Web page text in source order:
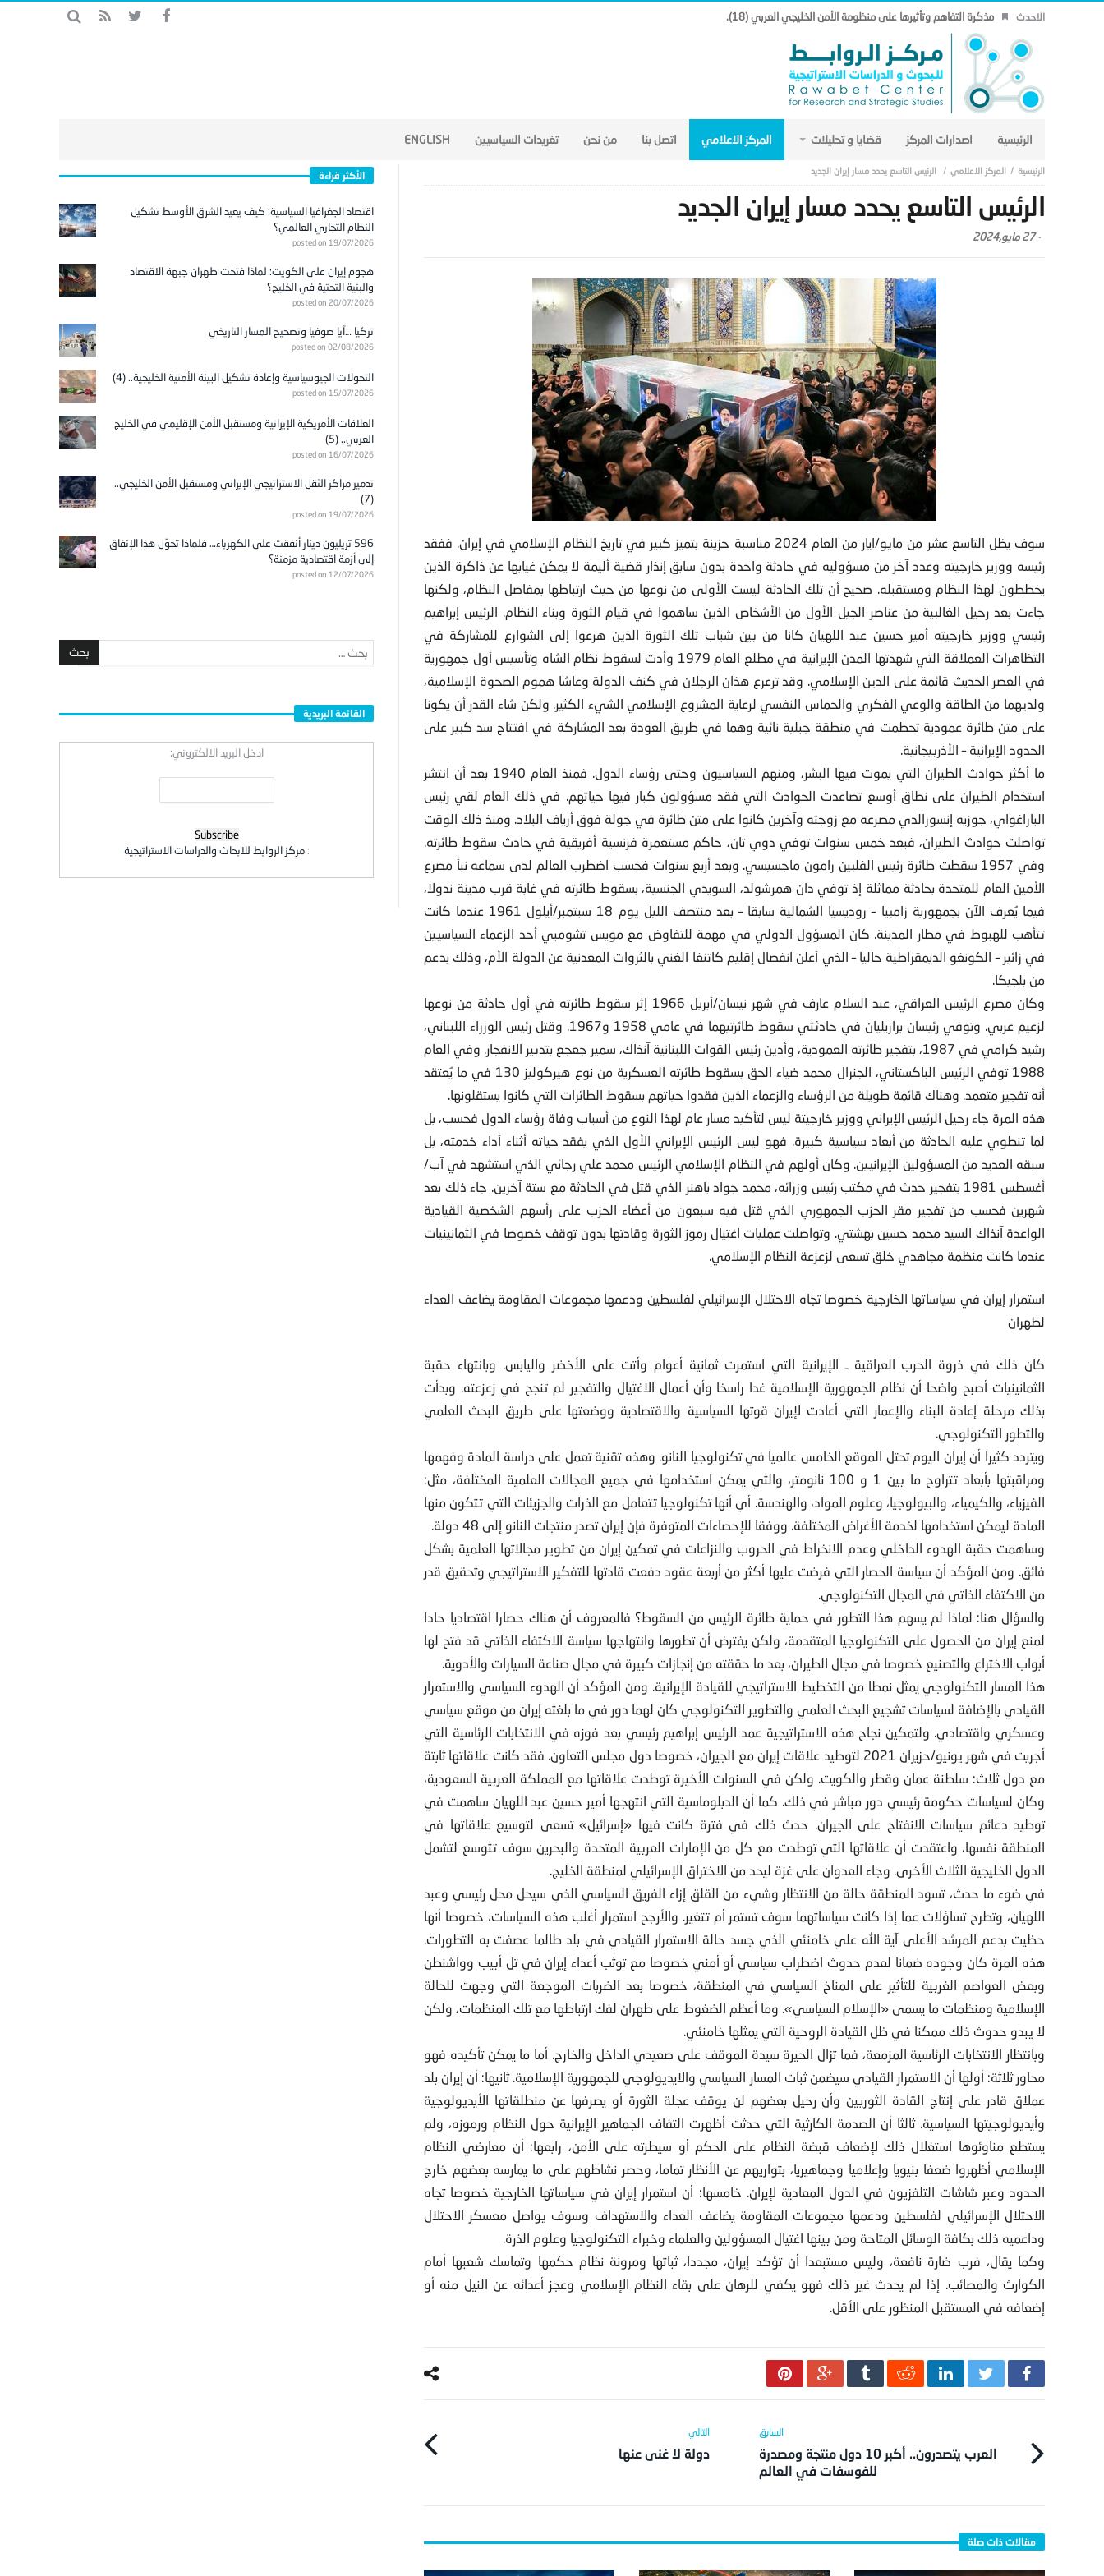
الاحدث
الرئيسية اصدارات المركز قضايا و تحليلات المركز الاعلامي اتصل بنا من نحن تغريدات السياسيين ENGLISH
المركز الاعلامي الرئيس التاسع يحدد مسار إيران الجديد
الرئيس التاسع يحدد مسار إيران الجديد
-27 مايو,2024
سوف يظل التاسع عشر من مايو/ايار من العام 2024 مناسبة حزينة بتميز كبير في تاريخ النظام الإسلامي في إيران. ففقد
رئيسه ووزير خارجيته وعدد آخر من مسؤوليه في حادثة واحدة بدون سابق إنذار قضية أليمة لا يمكن غيابها عن ذاكرة الذين
يخططون لهذا النظام ومستقبله. صحيح أن تلك الحادثة ليست الأولى من نوعها من حيث ارتباطها بمفاصل النظام، ولكنها
جاءت بعد رحيل الغالبية من عناصر الجيل الأول من الأشخاص الذين ساهموا في قيام الثورة وبناء النظام. الرئيس إبراهيم
رئيسي ووزير خارجيته أمير حسين عبد اللهيان كانا من بين شباب تلك الثورة الذين هرعوا إلى الشوارع للمشاركة في
التظاهرات العملاقة التي شهدتها المدن الإيرانية في مطلع العام 1979 وأدت لسقوط نظام الشاه وتأسيس أول جمهورية
في العصر الحديث قائمة على الدين الإسلامي. وقد ترعرع هذان الرجلان في كنف الدولة وعاشا هموم الصحوة الإسلامية،
ولديهما من الطاقة والوعي الفكري والحماس النفسي لرعاية المشروع الإسلامي الشيء الكثير. ولكن شاء القدر أن يكونا
على متن طائرة عمودية تحطمت في منطقة جبلية نائية وهما في طريق العودة بعد المشاركة في افتتاح سد كبير على
الحدود الإيرانية – الأذربيجانية.
ما أكثر حوادث الطيران التي يموت فيها البشر، ومنهم السياسيون وحتى رؤساء الدول. فمنذ العام 1940 بعد أن انتشر
استخدام الطيران على نطاق أوسع تصاعدت الحوادث التي فقد مسؤولون كبار فيها حياتهم. في ذلك العام لقي رئيس
الباراغواي، جوزيه إنسورالدي مصرعه مع زوجته وآخرين كانوا على متن طائرة في جولة فوق أرياف البلاد. ومنذ ذلك الوقت
تواصلت حوادث الطيران، فبعد خمس سنوات توفي دوي تان، حاكم مستعمرة فرنسية أفريقية في حادث سقوط طائرته.
وفي 1957 سقطت طائرة رئيس الفلبين رامون ماجسيسي. وبعد أربع سنوات فحسب اضطرب العالم لدى سماعه نبأ مصرع
الأمين العام للمتحدة بحادثة مماثلة إذ توفي دان همرشولد، السويدي الجنسية، بسقوط طائرته في غابة قرب مدينة ندولا،
فيما يُعرف الآن بجمهورية زامبيا – روديسيا الشمالية سابقا – بعد منتصف الليل يوم 18 سبتمبر/أيلول 1961 عندما كانت
تتأهب للهبوط في مطار المدينة. كان المسؤول الدولي في مهمة للتفاوض مع مويس تشومبي أحد الزعماء السياسيين
في زائير – الكونغو الديمقراطية حاليا – الذي أعلن انفصال إقليم كاتنغا الغني بالثروات المعدنية عن الدولة الأم، وذلك بدعم
من بلجيكا.
وكان مصرع الرئيس العراقي، عبد السلام عارف في شهر نيسان/أبريل 1966 إثر سقوط طائرته في أول حادثة من نوعها
لزعيم عربي. وتوفي رئيسان برازيليان في حادثتي سقوط طائرتيهما في عامي 1958 و1967. وقتل رئيس الوزراء اللبناني،
رشيد كرامي في 1987، بتفجير طائرته العمودية، وأدين رئيس القوات اللبنانية آنذاك، سمير جعجع بتدبير الانفجار. وفي العام
1988 توفي الرئيس الباكستاني، الجنرال محمد ضياء الحق بسقوط طائرته العسكرية من نوع هيركوليز 130 في ما يُعتقد
أنه تفجير متعمد. وهناك قائمة طويلة من الرؤساء والزعماء الذين فقدوا حياتهم بسقوط الطائرات التي كانوا يستقلونها.
هذه المرة جاء رحيل الرئيس الإيراني ووزير خارجيتة ليس لتأكيد مسار عام لهذا النوع من أسباب وفاة رؤساء الدول فحسب، بل
لما تنطوي عليه الحادثة من أبعاد سياسية كبيرة. فهو ليس الرئيس الإيراني الأول الذي يفقد حياته أثناء أداء خدمته، بل
سبقه العديد من المسؤولين الإيرانيين. وكان أولهم في النظام الإسلامي الرئيس محمد علي رجائي الذي استشهد في آب/
أغسطس 1981 بتفجير حدث في مكتب رئيس وزرائه، محمد جواد باهنر الذي قتل في الحادثة مع ستة آخرين. جاء ذلك بعد
شهرين فحسب من تفجير مقر الحزب الجمهوري الذي قتل فيه سبعون من أعضاء الحزب على رأسهم الشخصية القيادية
الواعدة آنذاك السيد محمد حسين بهشتي. وتواصلت عمليات اغتيال رموز الثورة وقادتها بدون توقف خصوصا في الثمانينيات
عندما كانت منظمة مجاهدي خلق تسعى لزعزعة النظام الإسلامي.
استمرار إيران في سياساتها الخارجية خصوصا تجاه الاحتلال الإسرائيلي لفلسطين ودعمها مجموعات المقاومة يضاعف العداء
لطهران
كان ذلك في ذروة الحرب العراقية ـ الإيرانية التي استمرت ثمانية أعوام وأتت على الأخضر واليابس. وبانتهاء حقبة
الثمانينيات أصبح واضحا أن نظام الجمهورية الإسلامية غدا راسخا وأن أعمال الاغتيال والتفجير لم تنجح في زعزعته. وبدأت
بذلك مرحلة إعادة البناء والإعمار التي أعادت لإيران قوتها السياسية والاقتصادية ووضعتها على طريق البحث العلمي
والتطور التكنولوجي.
ويتردد كثيرا أن إيران اليوم تحتل الموقع الخامس عالميا في تكنولوجيا النانو. وهذه تقنية تعمل على دراسة المادة وفهمها
ومراقبتها بأبعاد تتراوح ما بين 1 و 100 نانومتر، والتي يمكن استخدامها في جميع المجالات العلمية المختلفة، مثل:
الفيزياء، والكيمياء، والبيولوجيا، وعلوم المواد، والهندسة. أي أنها تكنولوجيا تتعامل مع الذرات والجزيئات التي تتكون منها
المادة ليمكن استخدامها لخدمة الأغراض المختلفة. ووفقا للإحصاءات المتوفرة فإن إيران تصدر منتجات النانو إلى 48 دولة.
وساهمت حقبة الهدوء الداخلي وعدم الانخراط في الحروب والنزاعات في تمكين إيران من تطوير مجالاتها العلمية بشكل
فائق. ومن المؤكد أن سياسة الحصار التي فرضت عليها أكثر من أربعة عقود دفعت قادتها للتفكير الاستراتيجي وتحقيق قدر
من الاكتفاء الذاتي في المجال التكنولوجي.
والسؤال هنا: لماذا لم يسهم هذا التطور في حماية طائرة الرئيس من السقوط؟ فالمعروف أن هناك حصارا اقتصاديا حادا
لمنع إيران من الحصول على التكنولوجيا المتقدمة، ولكن يفترض أن تطورها وانتهاجها سياسة الاكتفاء الذاتي قد فتح لها
أبواب الاختراع والتصنيع خصوصا في مجال الطيران، بعد ما حققته من إنجازات كبيرة في مجال صناعة السيارات والأدوية.
هذا المسار التكنولوجي يمثل نمطا من التخطيط الاستراتيجي للقيادة الإيرانية. ومن المؤكد أن الهدوء السياسي والاستمرار
القيادي بالإضافة لسياسات تشجيع البحث العلمي والتطوير التكنولوجي كان لهما دور في ما بلغته إيران من موقع سياسي
وعسكري واقتصادي. ولتمكين نجاح هذه الاستراتيجية عمد الرئيس إبراهيم رئيسي بعد فوزه في الانتخابات الرئاسية التي
أجريت في شهر يونيو/حزيران 2021 لتوطيد علاقات إيران مع الجيران، خصوصا دول مجلس التعاون. فقد كانت علاقاتها ثابتة
مع دول ثلاث: سلطنة عمان وقطر والكويت. ولكن في السنوات الأخيرة توطدت علاقاتها مع المملكة العربية السعودية،
وكان لسياسات حكومة رئيسي دور مباشر في ذلك. كما أن الدبلوماسية التي انتهجها أمير حسين عبد اللهيان ساهمت في
توطيد دعائم سياسات الانفتاح على الجيران. حدث ذلك في فترة كانت فيها «إسرائيل» تسعى لتوسيع علاقاتها في
المنطقة نفسها، واعتقدت أن علاقاتها التي توطدت مع كل من الإمارات العربية المتحدة والبحرين سوف تتوسع لتشمل
الدول الخليجية الثلاث الأخرى. وجاء العدوان على غزة ليحد من الاختراق الإسرائيلي لمنطقة الخليج.
في ضوء ما حدث، تسود المنطقة حالة من الانتظار وشيء من القلق إزاء الفريق السياسي الذي سيحل محل رئيسي وعبد
اللهيان، وتطرح تساؤلات عما إذا كانت سياساتهما سوف تستمر أم تتغير. والأرجح استمرار أغلب هذه السياسات، خصوصا أنها
حظيت بدعم المرشد الأعلى آية الله علي خامنئي الذي جسد حالة الاستمرار القيادي في بلد طالما عصفت به التطورات.
هذه المرة كان وجوده ضمانا لعدم حدوث اضطراب سياسي أو أمني خصوصا مع توثب أعداء إيران في تل أبيب وواشنطن
وبعض العواصم الغربية للتأثير على المناخ السياسي في المنطقة، خصوصا بعد الضربات الموجعة التي وجهت للحالة
الإسلامية ومنظمات ما يسمى «الإسلام السياسي». وما أعظم الضغوط على طهران لفك ارتباطها مع تلك المنظمات، ولكن
لا يبدو حدوث ذلك ممكنا في ظل القيادة الروحية التي يمثلها خامنئي.
وبانتظار الانتخابات الرئاسية المزمعة، فما تزال الحيرة سيدة الموقف على صعيدي الداخل والخارج. أما ما يمكن تأكيده فهو
محاور ثلاثة: أولها أن الاستمرار القيادي سيضمن ثبات المسار السياسي والايديولوجي للجمهورية الإسلامية. ثانيها: أن إيران بلد
عملاق قادر على إنتاج القادة الثوريين وأن رحيل بعضهم لن يوقف عجلة الثورة أو يصرفها عن منطلقاتها الأيديولوجية
وأيديولوجيتها السياسية. ثالثا أن الصدمة الكارثية التي حدثت أظهرت التفاف الجماهير الإيرانية حول النظام ورموزه، ولم
يستطع مناوئوها استغلال ذلك لإضعاف قبضة النظام على الحكم أو سيطرته على الأمن، رابعها: أن معارضي النظام
الإسلامي أظهروا ضعفا بنيويا وإعلاميا وجماهيريا، بتواريهم عن الأنظار تماما، وحصر نشاطهم على ما يمارسه بعضهم خارج
الحدود وعبر شاشات التلفزيون في الدول المعادية لإيران. خامسها: أن استمرار إيران في سياساتها الخارجية خصوصا تجاه
الاحتلال الإسرائيلي لفلسطين ودعمها مجموعات المقاومة يضاعف العداء والاستهداف وسوف يواصل معسكر الاحتلال
وداعميه ذلك بكافة الوسائل المتاحة ومن بينها اغتيال المسؤولين والعلماء وخبراء التكنولوجيا وعلوم الذرة.
وكما يقال، فرب ضارة نافعة، وليس مستبعدا أن تؤكد إيران، مجددا، ثباتها ومرونة نظام حكمها وتماسك شعبها أمام
الكوارث والمصائب. إذا لم يحدث غير ذلك فهو يكفي للرهان على بقاء النظام الإسلامي وعجز أعدائه عن النيل منه أو
إضعافه في المستقبل المنظور على الأقل.
العرب يتصدرون.. أكبر 10 دول منتجة ومصدرة
للفوسفات في العالم
دولة لا غنى عنها
الأكثر قراءة
اقتصاد الجغرافيا السياسية: كيف يعيد الشرق الأوسط تشكيل
النظام التجاري العالمي؟
posted on 19/07/2026
هجوم إيران على الكويت: لماذا فتحت طهران جبهة الاقتصاد
والبنية التحتية في الخليج؟
posted on 20/07/2026
تركيا …آيا صوفيا وتصحيح المسار التاريخي
posted on 02/08/2026
التحولات الجيوسياسية وإعادة تشكيل البيئة الأمنية الخليجية.. (4)
posted on 15/07/2026
العلاقات الأمريكية الإيرانية ومستقبل الأمن الإقليمي في الخليج
العربي.. (5)
posted on 16/07/2026
تدمير مراكز الثقل الاستراتيجي الإيراني ومستقبل الأمن الخليجي..
(7)
posted on 19/07/2026
596 تريليون دينار أُنفقت على الكهرباء… فلماذا تحوّل هذا الإنفاق
إلى أزمة اقتصادية مزمنة؟
posted on 12/07/2026
القائمة البريدية
ادخل البريد الالكتروني:
:مركز الروابط للابحاث والدراسات الاستراتيجية